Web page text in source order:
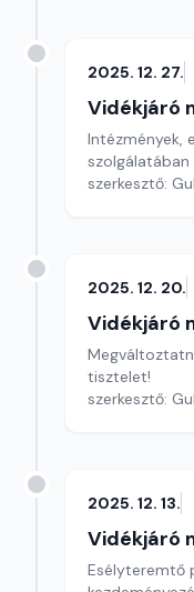
2025. 12. 27.
Vidékjáró
Intézmények,
szolgálatában
szerkesztő:
2025. 12. 20.
Vidékjáró
tisztelet!
szerkesztő:
2025. 12. 13.
Vidékjáró
Esélyteremtő